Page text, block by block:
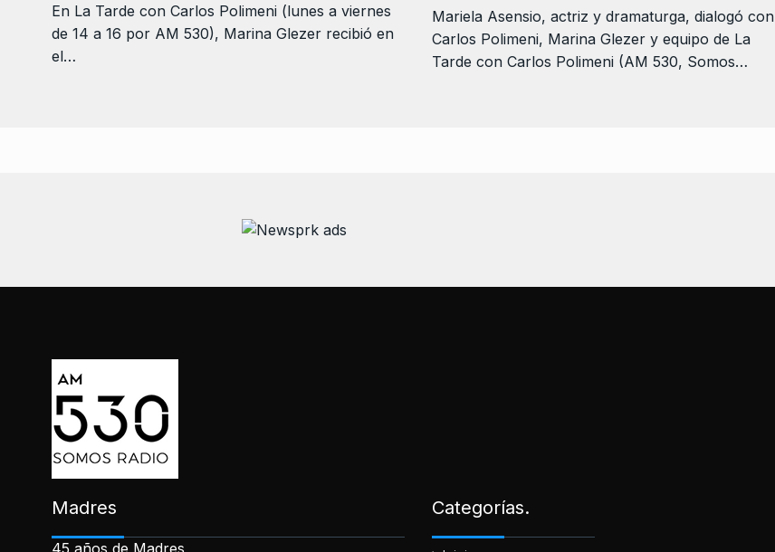
En La Tarde con Carlos Polimeni (lunes a viernes
de 14 a 16 por AM 530), Marina Glezer recibió en
el…
Mariela Asensio, actriz y dramaturga, dialogó con
Carlos Polimeni, Marina Glezer y equipo de La
Tarde con Carlos Polimeni (AM 530, Somos…
Madres Categorías.